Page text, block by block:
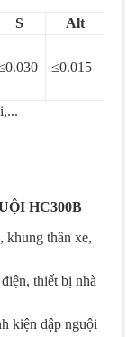
S Alt
≤0.015
HC300B
khung thân xe,
thiết bị nhà
kiện dập nguội